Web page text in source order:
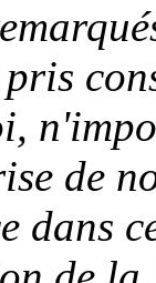
de
dans